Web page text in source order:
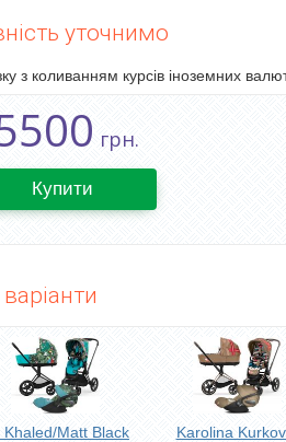
уточнимо
з коливанням курсів іноземних
грн.
Купити
варіанти
Khaled/Matt Black
Karolina